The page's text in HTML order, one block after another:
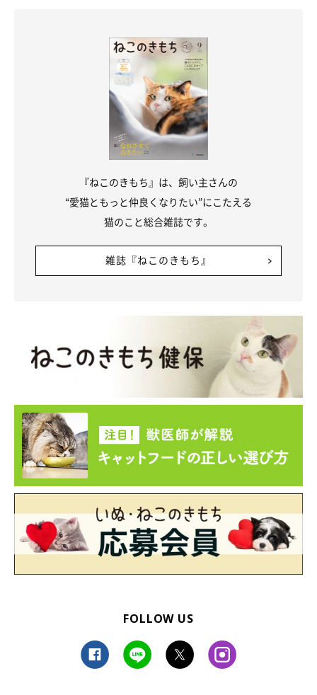
ようにしてください。猫のほうから飼い主さんに近づいてきたと
きがいいでしょう。嫌がる猫に、無理なスキンシップをとるのは
また、愛猫のうんちに異変が見られるときは病気が原因の可能性
もあるため、いつもと色や形状が違う、血がついているなどの場
合は、必ず受診するようにしてください。
お話を伺った先生／中桐由貴先生（アニマルケアサロンFLORA院
防＆緩和にアプローチ いいオシッコ・ウンチのためのハンドマ
ッサージ』
『ねこのきもち』は、飼い主さんの
“愛猫ともっと仲良くなりたい”にこたえる
猫のこと総合雑誌です。
雑誌『ねこのきもち』
FOLLOW US